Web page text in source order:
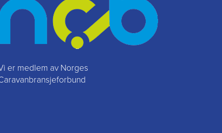
er medlem av Norges